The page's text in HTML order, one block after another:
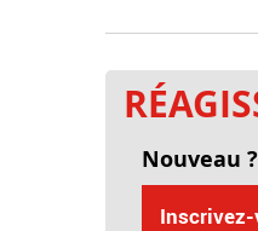
Nouveau ?